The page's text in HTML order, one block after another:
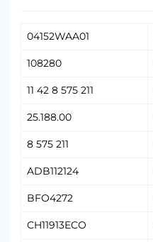
04152WAA01
108280
11 42 8 575 211
25.188.00
8 575 211
ADB112124
BFO4272
CH11913ECO